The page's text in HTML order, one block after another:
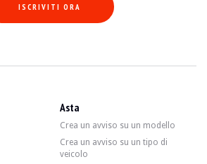
e volano nuovi)
flessibili del vuoto del vano motore
(ricarica, sostituzione dell'asciugatrice)
e i fluidi sostituiti)
(vapore umido)
ISCRIVITI ORA
Asta
Crea un avviso su un modello
Crea un avviso su un tipo di
veicolo